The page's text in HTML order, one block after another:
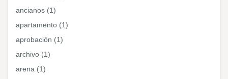
ancianos (1)
apartamento (1)
aprobación (1)
archivo (1)
arena (1)